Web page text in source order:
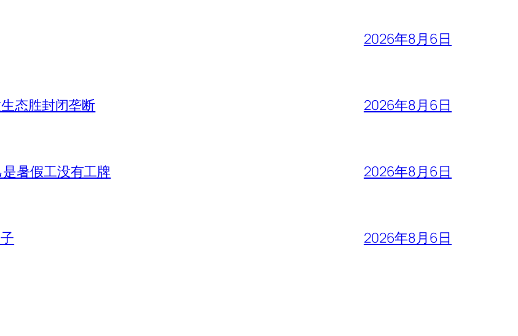
2026年8月6日
态胜封闭垄断 2026年8月6日
暑假工没有工牌 2026年8月6日
2026年8月6日